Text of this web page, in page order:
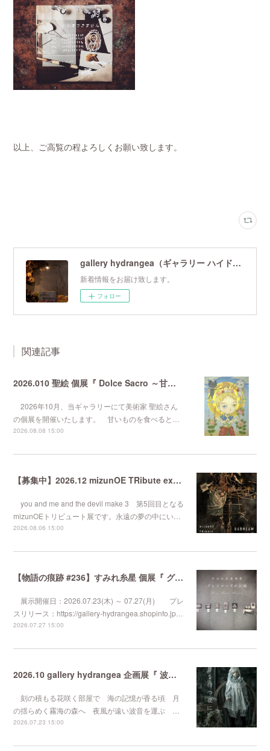
以上、ご高覧の程よろしくお願い致します。
gallery hydrangea（ギャラリー ハイドランジア）
新着情報をお届け致します。
フォロー
関連記事
2026.010 聖絵 個展『 Dolce Sacro ～甘美なる聖性～ 』
2026年10月、当ギャラリーにて美術家 聖絵さん
の個展を開催いたします。 甘いものを食べると…
2026.08.08 15:00
【募集中】2026.12 mizunOE TRibute exhibition『 BADREAM #5 』
you and me and the devil make 3 第5回目となる
mizunOEトリビュート展です。永遠の夢の中にい…
2026.08.06 15:00
【物語の痕跡 #236】すみれ糸星 個展『 グレイローズのお城 』
展示開催日：2026.07.23(木) ～ 07.27(月) プレ
スリリース：https://gallery-hydrangea.shopinfo.jp…
2026.07.27 15:00
2026.10 gallery hydrangea 企画展『 波音を待つ夜に 』
刻の積もる花咲く部屋で 海の記憶が香る頃 月
の揺らめく霧海の森へ 夜風が遠い波音を運ぶ …
2026.07.23 15:00